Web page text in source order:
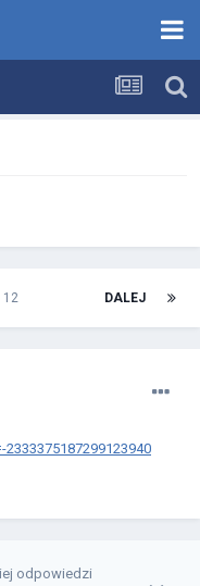
DALEJ
12
odpowiedzi